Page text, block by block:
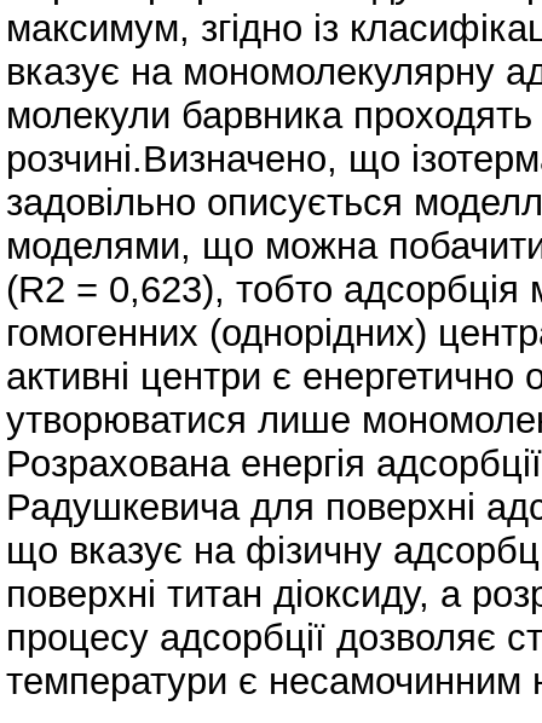
максимум, згідно із
вказує на мономолекулярну
молекули барвника проходять
розчині.Визначено, що
задовільно описується
моделями, що можна побачити
(R2 = 0,623), тобто адсорбція
гомогенних (однорідних)
активні центри є
утворюватися лише
Розрахована енергія
Радушкевича для поверхні
що вказує на фізичну
поверхні титан діоксиду, а
процесу адсорбції дозволяє
температури є несамочинним